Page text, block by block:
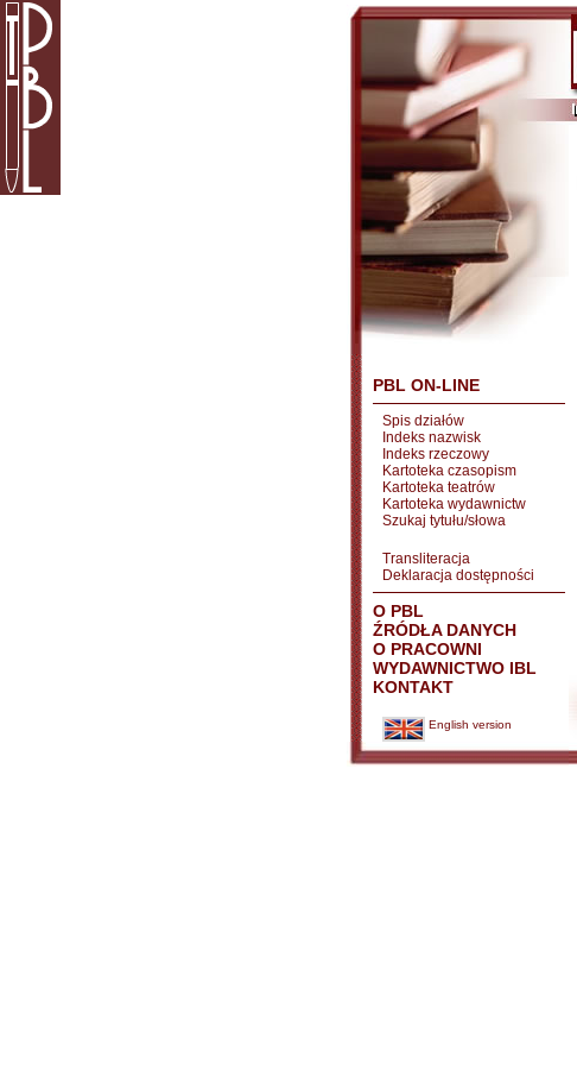
PBL ON-LINE
Spis działów
Indeks nazwisk
Indeks rzeczowy
Kartoteka czasopism
Kartoteka teatrów
Kartoteka wydawnictw
Szukaj tytułu/słowa
Transliteracja
Deklaracja dostępności
O PBL
ŹRÓDŁA DANYCH
O PRACOWNI
WYDAWNICTWO IBL
KONTAKT
English version